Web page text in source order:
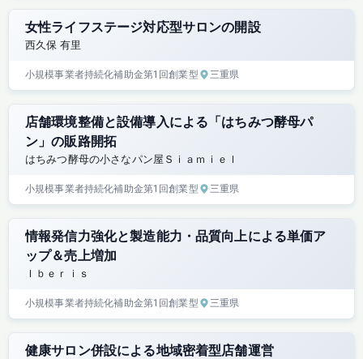
女性ライフステージ対応型サロンの開設
西久保 有里
小規模事業者持続化補助金第1回創業型 三重県
店舗環境整備と設備導入による「はちみつ酵母パ
ン」の販路開拓
はちみつ酵母の小さなパン屋Ｓｉａｍｉｅｌ
小規模事業者持続化補助金第1回創業型 三重県
情報発信力強化と製造能力・品質向上による単価ア
ップ＆売上増加
Ｉｂｅｒｉｓ
小規模事業者持続化補助金第1回創業型 三重県
健康サロン併設による地域密着型店舗運営